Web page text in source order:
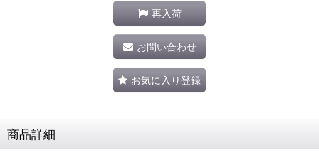
再入荷
お問い合わせ
お気に入り登録
商品詳細